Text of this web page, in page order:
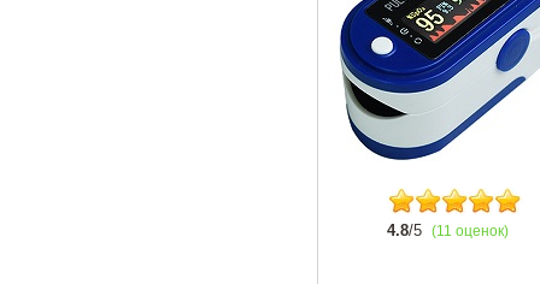
4.8/5 (11 оценок)